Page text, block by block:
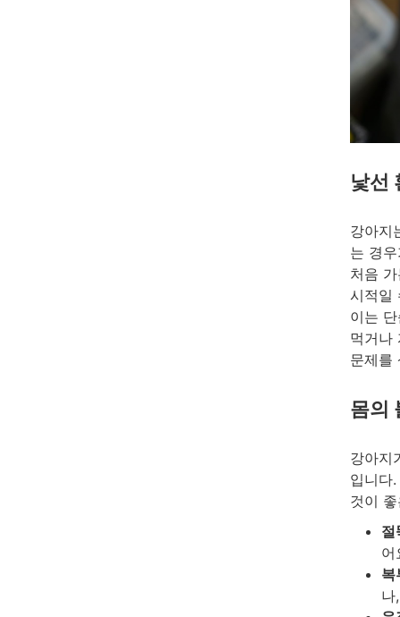
낯선
강아지
는 경
처음
시적일
이는
먹거나
문제를
몸의
강아지
입니다
것이
절
어
복
나